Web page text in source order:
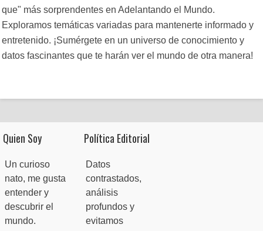
que" más sorprendentes en Adelantando el Mundo.
Exploramos temáticas variadas para mantenerte informado y
entretenido. ¡Sumérgete en un universo de conocimiento y
datos fascinantes que te harán ver el mundo de otra manera!
Quien Soy
Un curioso
nato, me gusta
entender y
descubrir el
mundo.
Política Editorial
Datos
contrastados,
análisis
profundos y
evitamos